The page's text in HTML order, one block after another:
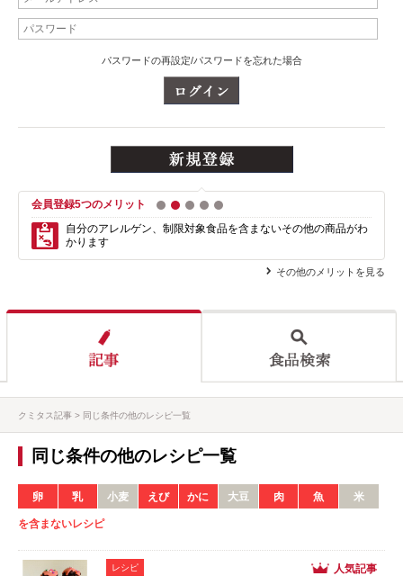
パスワードの再設定/パスワードを忘れた場合
会員登録5つのメリット 1 2 3 4
自分のアレルゲン、制限対象食品を含まないその他の商品がわ
かります
その他のメリットを見る
クミタス記事 同じ条件の他のレシピ一覧
同じ条件の他のレシピ一覧
卵 乳 小麦 えび かに 大豆 肉 魚 米
を含まないレシピ
レシピ 人気記事